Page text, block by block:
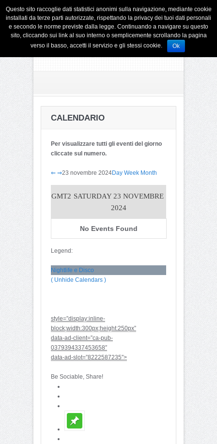
CALENDARIO
Per visualizzare tutti gli eventi del giorno
cliccate sul numero.
⇐ ⇒23 novembre 2024Day Week Month
GMT2 SATURDAY 23 NOVEMBRE
2024
No Events Found
Legend:
Nightlife e Disco
( Unhide Calendars )
style=”display:inline-
block;width:300px;height:250px”
data-ad-client=”ca-pub-
0379394337453658″
data-ad-slot=”8222587235″>
Be Sociable, Share!
Questo sito raccoglie dati statistici anonimi sulla navigazione, mediante cookie
installati da terze parti autorizzate, rispettando la privacy dei tuoi dati personali
e secondo le norme previste dalla legge. Continuando a navigare su questo
sito, cliccando sui link al suo interno o semplicemente scrollando la pagina
verso il basso, accetti il servizio e gli stessi cookie.
Ok